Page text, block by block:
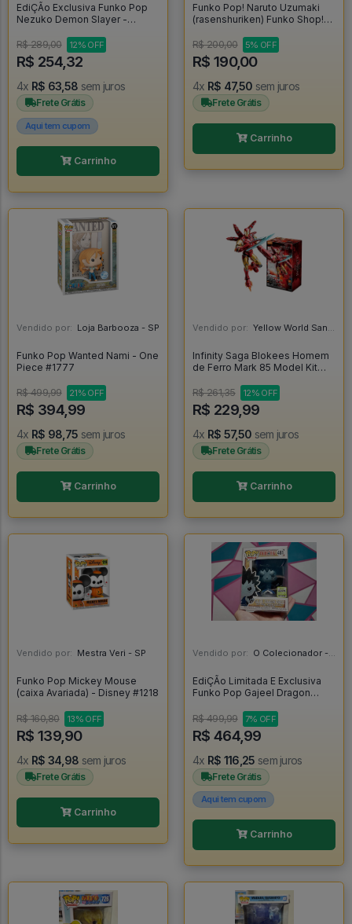
EdiÇÃo Exclusiva Funko Pop
Nezuko Demon Slayer -
R$ 289,00
12% OFF
R$ 254,32
4x R$ 63,58 sem juros
Frete Grátis
Aqui tem cupom
Carrinho
Funko Pop! Naruto Uzumaki
(rasenshuriken) Funko Shop!
#1318
R$ 200,00 5% OFF
R$ 190,00
4x R$ 47,50 sem juros
Frete Grátis
Carrinho
Vendido por: Loja Barbooza - SP
Funko Pop Wanted Nami - One
Piece #1777
R$ 499,99 21% OFF
R$ 394,99
4x R$ 98,75 sem juros
Frete Grátis
Carrinho
Vendido por: Yellow World Santos - SP
Infinity Saga Blokees Homem
de Ferro Mark 85 Model Kit
R$ 261,35
12% OFF
R$ 229,99
4x R$ 57,50 sem juros
Frete Grátis
Carrinho
Vendido por: Mestra Veri - SP
Funko Pop Mickey Mouse
(caixa Avariada) - Disney #1218
R$ 160,80 13% OFF
R$ 139,90
4x R$ 34,98 sem juros
Frete Grátis
Carrinho
Vendido por: O Colecionador - SP
EdiÇÃo Limitada E Exclusiva
Funko Pop Gajeel Dragon
R$ 499,99
7% OFF
R$ 464,99
4x R$ 116,25 sem juros
Frete Grátis
Aqui tem cupom
Carrinho